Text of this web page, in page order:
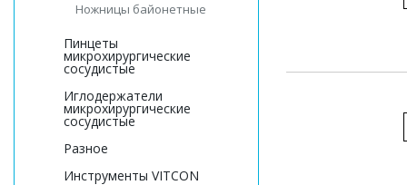
Ножницы байонетные
Пинцеты
микрохирургические
сосудистые
Иглодержатели
микрохирургические
сосудистые
Разное
Инструменты VITCON